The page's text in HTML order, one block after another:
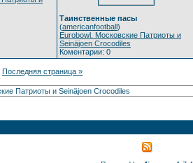
Таинственные пасы
(americanfootball)
Eurobowl. Московские Патриоты и
Seinäjoen Crocodiles
Коментарии: 0
Последняя страница »